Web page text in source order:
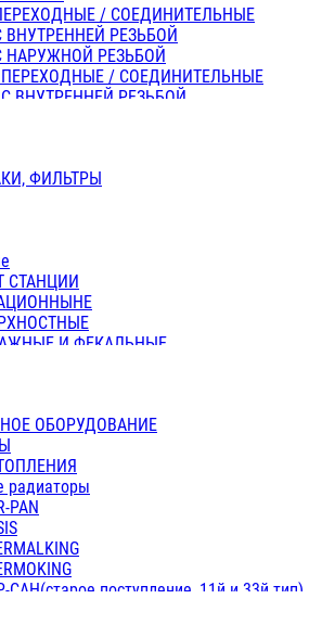
/ СОЕДИНИТЕЛЬНЫЕ
РЕЗЬБОЙ
НАРУЖНОЙ РЕЗЬБОЙ
/ СОЕДИНИТЕЛЬНЫЕ
ВНУТРЕННЕЙ РЕЗЬБОЙ
НАРУЖНОЙ РЕЗЬБОЙ
ПЕРЕХОДНЫЕ / СОЕДИНИТЕЛЬНЫЕ
С ВНУТРЕННЕЙ РЕЗЬБОЙ
ДВУХСЛ.
ФИЛЬТРЫ
СТАНЦИИ
И ФЕКАЛЬНЫЕ
и ЦИРКУЛЯЦИОННЫЕ
ОБОРУДОВАНИЕ
радиаторы
PAN
САН(старое поступление, 11й и 33й тип)